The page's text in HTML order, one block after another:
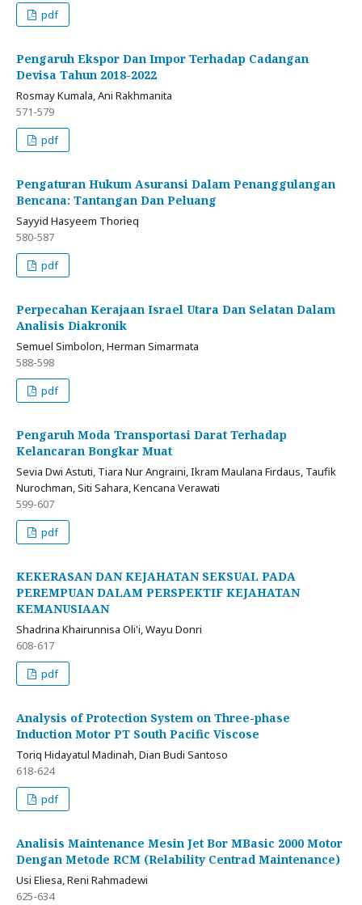
pdf
Pengaruh Ekspor Dan Impor Terhadap Cadangan
Devisa Tahun 2018-2022
Rosmay Kumala, Ani Rakhmanita
571-579
pdf
Pengaturan Hukum Asuransi Dalam Penanggulangan
Bencana: Tantangan Dan Peluang
Sayyid Hasyeem Thorieq
580-587
pdf
Perpecahan Kerajaan Israel Utara Dan Selatan Dalam
Analisis Diakronik
Semuel Simbolon, Herman Simarmata
588-598
pdf
Pengaruh Moda Transportasi Darat Terhadap
Kelancaran Bongkar Muat
Sevia Dwi Astuti, Tiara Nur Angraini, Ikram Maulana Firdaus, Taufik
Nurochman, Siti Sahara, Kencana Verawati
599-607
pdf
KEKERASAN DAN KEJAHATAN SEKSUAL PADA
PEREMPUAN DALAM PERSPEKTIF KEJAHATAN
KEMANUSIAAN
Shadrina Khairunnisa Oli'i, Wayu Donri
608-617
pdf
Analysis of Protection System on Three-phase
Induction Motor PT South Pacific Viscose
Toriq Hidayatul Madinah, Dian Budi Santoso
618-624
pdf
Analisis Maintenance Mesin Jet Bor MBasic 2000 Motor
Dengan Metode RCM (Relability Centrad Maintenance)
Usi Eliesa, Reni Rahmadewi
625-634